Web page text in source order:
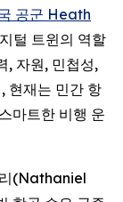
공군 Heath
털 트윈의 역할
, 자원, 민첩성,
현재는 민간 항
마트한 비행 운
(Nathaniel